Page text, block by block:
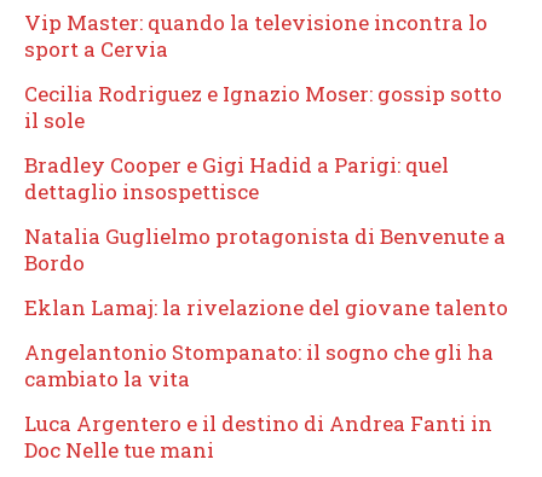
Vip Master: quando la televisione incontra lo
sport a Cervia
Cecilia Rodriguez e Ignazio Moser: gossip sotto
il sole
Bradley Cooper e Gigi Hadid a Parigi: quel
dettaglio insospettisce
Natalia Guglielmo protagonista di Benvenute a
Bordo
Eklan Lamaj: la rivelazione del giovane talento
Angelantonio Stompanato: il sogno che gli ha
cambiato la vita
Luca Argentero e il destino di Andrea Fanti in
Doc Nelle tue mani